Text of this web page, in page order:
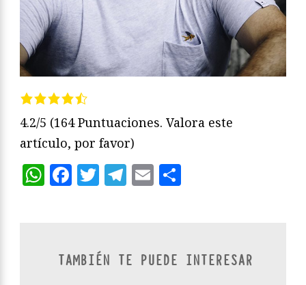
4.2/5 (164 Puntuaciones. Valora este
artículo, por favor)
WhatsApp
Facebook
Twitter
Telegram
Email
TAMBIÉN TE PUEDE INTERESAR